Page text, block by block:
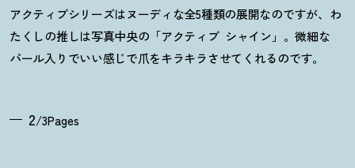
アクティブシリーズはヌーディな全5種類の展開なのですが、わ
たくしの推しは写真中央の「アクティブ シャイン」。微細な
パール入りでいい感じで爪をキラキラさせてくれるのです。
2/3Pages